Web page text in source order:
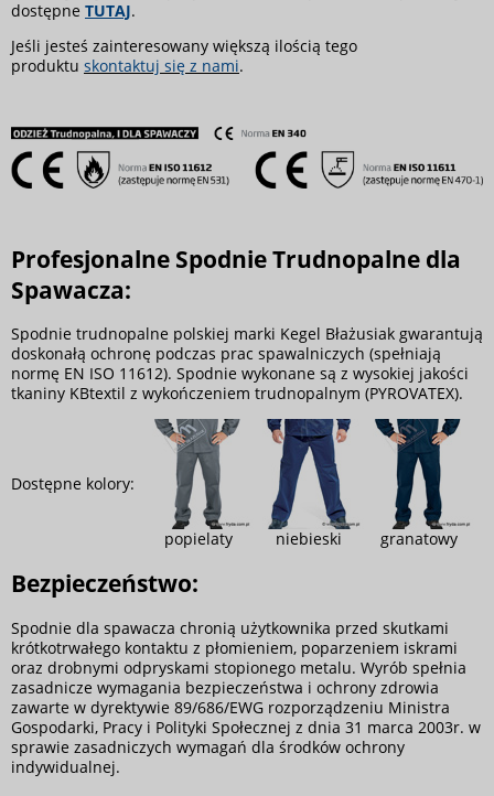
dostępne TUTAJ.
Jeśli jesteś zainteresowany większą ilością tego
produktu skontaktuj się z nami.
Profesjonalne Spodnie Trudnopalne dla
Spawacza:
Spodnie trudnopalne polskiej marki Kegel Błażusiak gwarantują
doskonałą ochronę podczas prac spawalniczych (spełniają
normę EN ISO 11612). Spodnie wykonane są z wysokiej jakości
tkaniny KBtextil z wykończeniem trudnopalnym (PYROVATEX).
Dostępne kolory:
popielaty niebieski granatowy
Bezpieczeństwo:
Spodnie dla spawacza chronią użytkownika przed skutkami
krótkotrwałego kontaktu z płomieniem, poparzeniem iskrami
oraz drobnymi odpryskami stopionego metalu. Wyrób spełnia
zasadnicze wymagania bezpieczeństwa i ochrony zdrowia
zawarte w dyrektywie 89/686/EWG rozporządzeniu Ministra
Gospodarki, Pracy i Polityki Społecznej z dnia 31 marca 2003r. w
sprawie zasadniczych wymagań dla środków ochrony
indywidualnej.